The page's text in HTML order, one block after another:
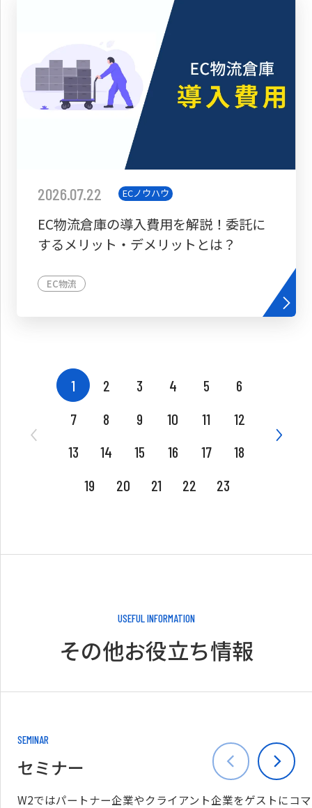
2026.07.22 ECノウハウ
EC物流倉庫の導入費用を解説！委託に
するメリット・デメリットとは？
EC物流
1 2 3 4 5
6
7
8 9 10 11
12
13
14 15 16 17
18
19
20 21 22 23
USEFUL INFORMATION
その他お役立ち情報
SEMINAR
セミナー
W2ではパートナー企業やクライアント企業をゲストにコマ